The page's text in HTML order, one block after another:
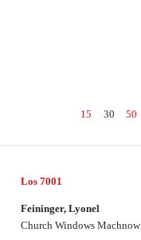
15 30 50
Los 7001
Feininger, Lyonel
Church Windows Machnow